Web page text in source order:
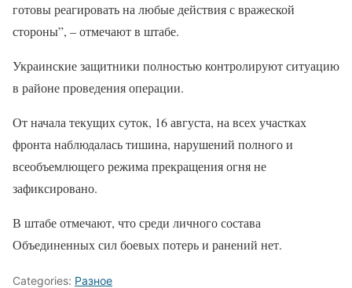
готовы реагировать на любые действия с вражеской
стороны”, – отмечают в штабе.
Украинские защитники полностью контролируют ситуацию
в районе проведения операции.
От начала текущих суток, 16 августа, на всех участках
фронта наблюдалась тишина, нарушений полного и
всеобъемлющего режима прекращения огня не
зафиксировано.
В штабе отмечают, что среди личного состава
Объединенных сил боевых потерь и ранений нет.
Categories: Разное